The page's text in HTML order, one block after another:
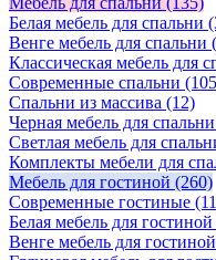
Белая мебель для спальни
Венге мебель для спальни
Классическая мебель для
Современные спальни
Спальни из массива (12)
Черная мебель для спальни
Светлая мебель для
Комплекты мебели для
Мебель для гостиной (260)
Современные гостиные
Белая мебель для гостиной
Венге мебель для гостиной